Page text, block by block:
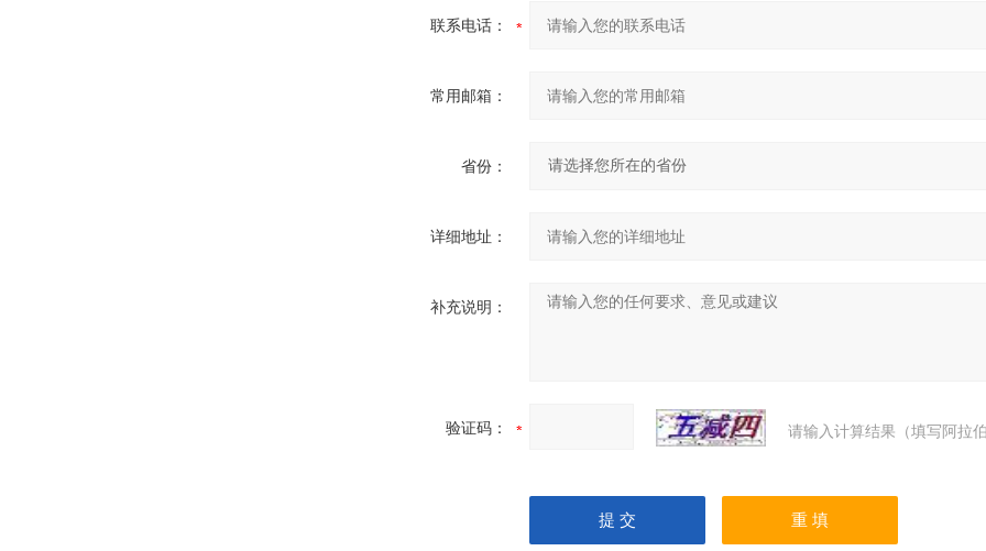
联系电话：
常用邮箱：
省份：
详细地址：
补充说明：
验证码： 请输入计算结果（填写阿拉